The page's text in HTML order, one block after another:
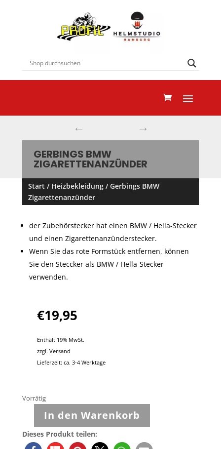
← →
GERBINGS BMW
ZIGARETTENANZÜNDER
Dieses Produkt teilen:
Start / Heizbekleidung/ Gerbings BMW
Zigarettenanzünder
der Zubehörstecker hat einen BMW / Hella-Stecker
und einen Zigarettenanzünderstecker.
Wenn Sie das rote Formstück entfernen, können
Sie den Steccker als BMW / Hella-Stecker
verwenden.
€19,95
Enthält 19% MwSt.
zzgl. Versand
Lieferzeit: ca. 3-4 Werktage
Vorrätig
Gerbings
BMW
Zigarettenanzünder
In den Warenkorb